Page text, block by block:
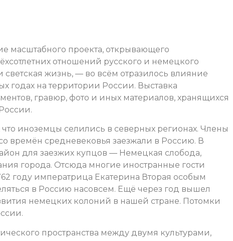
масштабного проекта, открывающего
отношений русского и немецкого
светская жизнь, — во всём отразилось влияние
годах на территории России. Выставка
гравюр, фото и иных материалов, хранящихся
иноземцы селились в северных регионах. Члены
времён средневековья заезжали в Россию. В
для заезжих купцов — Немецкая слобода,
города. Отсюда многие иностранные гости
году императрица Екатерина Вторая особым
в Россию насовсем. Ещё через год вышел
немецких колоний в нашей стране. Потомки
пространства между двумя культурами,